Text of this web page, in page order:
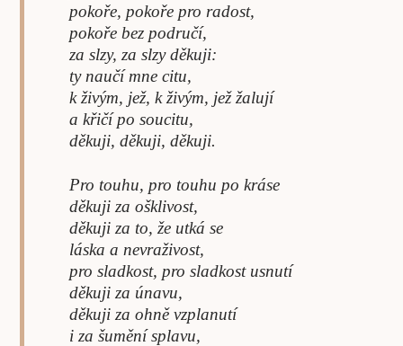
pokoře, pokoře pro radost,
pokoře bez područí,
za slzy, za slzy děkuji:
ty naučí mne citu,
k živým, jež, k živým, jež žalují
a křičí po soucitu,
děkuji, děkuji, děkuji.
Pro touhu, pro touhu po kráse
děkuji za ošklivost,
děkuji za to, že utká se
láska a nevraživost,
pro sladkost, pro sladkost usnutí
děkuji za únavu,
děkuji za ohně vzplanutí
i za šumění splavu,